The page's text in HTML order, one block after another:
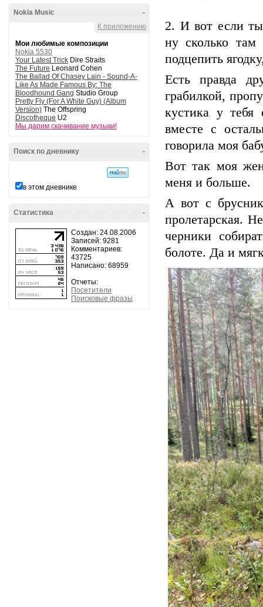
-
Nokia Music
К приложению
Мои любимые композиции
Nokia 5530
Your Latest Trick Dire Straits
The Future Leonard Cohen
The Ballad Of Chasey Lain - Sound-A-
Like As Made Famous By: The
Bloodhound Gang Studio Group
Pretty Fly (For A White Guy) (Album
Version) The Offspring
Discotheque U2
Мы дарим скачивание музыки!
-
Поиск по дневнику
в этом дневнике
-
Статистика
Создан: 24.08.2006
Записей: 9281
Комментариев:
43725
Написано: 68959
Отчеты:
Посетители
Поисковые фразы
2. И вот если ты
ну сколько
подцепить
Есть правда
грабилкой,
кустика у тебя
вместе с
говорила моя
Вот так моя
меня и больше.
А вот с
пролетарская.
черники
болоте. Да и